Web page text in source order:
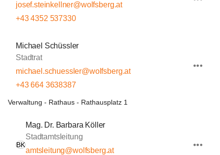
josef.steinkellner@wolfsberg.at
+43 4352 537330
Michael Schüssler
Stadtrat
michael.schuessler@wolfsberg.at
+43 664 3638387
Verwaltung - Rathaus - Rathausplatz 1
BK
Mag. Dr. Barbara Köller
Stadtamtsleitung
amtsleitung@wolfsberg.at